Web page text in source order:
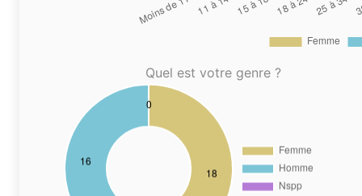
Quel est votre genre ?